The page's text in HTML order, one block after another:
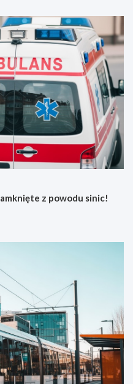
z powodu sinic!